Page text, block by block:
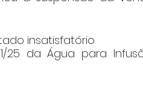
insatisfatório
da Água para